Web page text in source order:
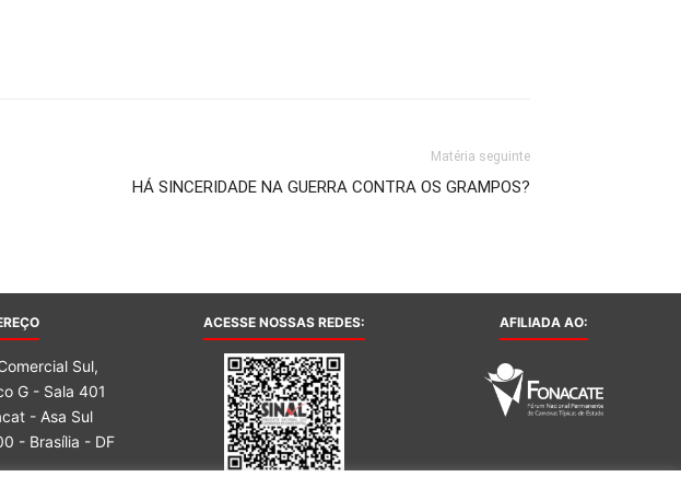
Matéria seguinte
HÁ SINCERIDADE NA GUERRA CONTRA OS GRAMPOS?
Sul,
G - Sala 401
- Asa Sul
- Brasília - DF
ACESSE NOSSAS REDES: AFILIADA AO: